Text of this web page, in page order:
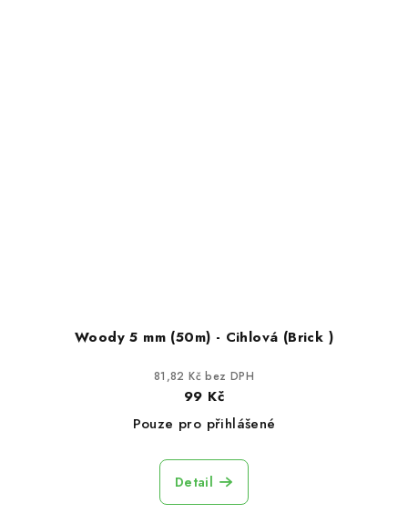
Woody 5 mm (50m) - Cihlová (Brick )
81,82 Kč bez DPH
99 Kč
Pouze pro přihlášené
Detail